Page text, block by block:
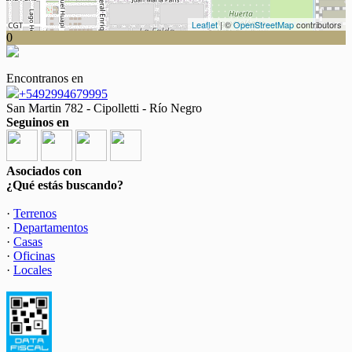
Leaflet| ©OpenStreetMapcontributors
0
Encontranos en
+5492994679995
San Martin 782 - Cipolletti - Río Negro
Seguinos en
Asociados con
¿Qué estás buscando?
· Terrenos
· Departamentos
· Casas
· Oficinas
· Locales